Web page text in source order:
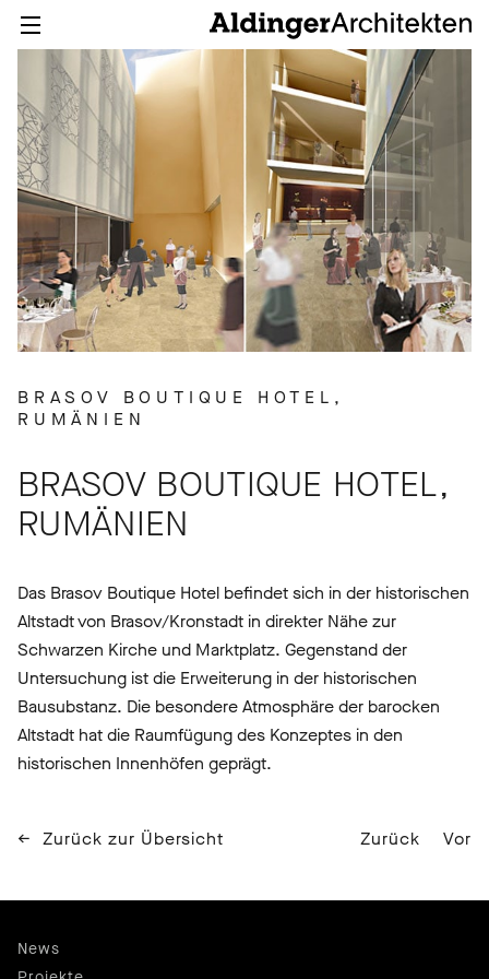
BRASOV BOUTIQUE HOTEL,
RUMÄNIEN
BRASOV BOUTIQUE HOTEL,
RUMÄNIEN
Das Brasov Boutique Hotel befindet sich in der historischen
Altstadt von Brasov/Kronstadt in direkter Nähe zur
Schwarzen Kirche und Marktplatz. Gegenstand der
Untersuchung ist die Erweiterung in der historischen
Bausubstanz. Die besondere Atmosphäre der barocken
Altstadt hat die Raumfügung des Konzeptes in den
historischen Innenhöfen geprägt.
Zurück zur Übersicht Zurück Vor
News